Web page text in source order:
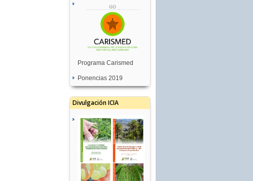
Programa Carismed
Ponencias 2019
Divulgación ICIA